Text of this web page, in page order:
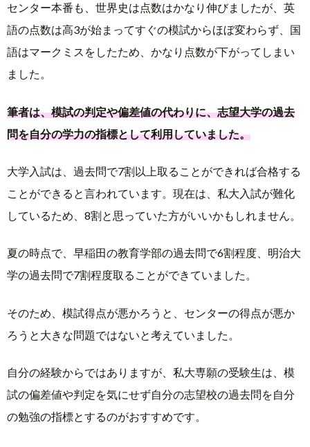
センター本番も、世界史は点数はかなり伸びましたが、英
語の点数は高3が始まってすぐの模試からほぼ変わらず、国
語はマークミスをしたため、かなり点数が下がってしまい
ました。
筆者は、模試の判定や偏差値の代わりに、志望大学の過去
問を自分の学力の指標として利用していました。
大学入試は、過去問で7割以上取ることができれば合格する
ことができると言われています。現在は、私大入試が難化
しているため、8割と思っていた方がいいかもしれません。
夏の時点で、早稲田の教育学部の過去問で6割程度、明治大
学の過去問で7割程度取ることができていました。
そのため、模試得点が悪かろうと、センターの得点が悪か
ろうと大きな問題ではないと考えていました。
自分の経験からではありますが、私大専願の受験生は、模
試の偏差値や判定を気にせず自分の志望校の過去問を自分
の勉強の指標とするのがおすすめです。